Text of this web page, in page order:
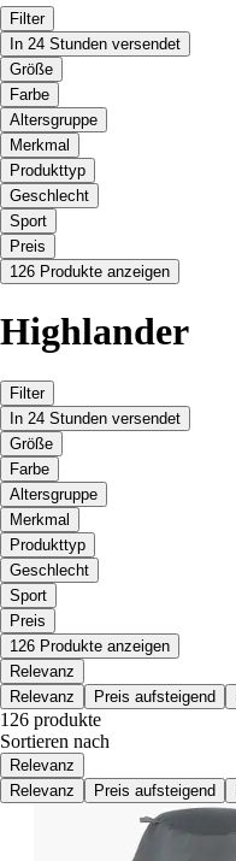
Filter
In 24 Stunden versendet
Größe
Farbe
Altersgruppe
Merkmal
Produkttyp
Geschlecht
Sport
Preis
126 Produkte anzeigen
Highlander
Filter
In 24 Stunden versendet
Größe
Farbe
Altersgruppe
Merkmal
Produkttyp
Geschlecht
Sport
Preis
126 Produkte anzeigen
Relevanz
Relevanz
Preis aufsteigend
126 produkte
Sortieren nach
Relevanz
Relevanz
Preis aufsteigend